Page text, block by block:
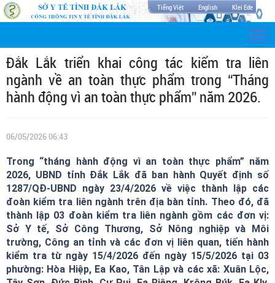
Tiếng Việt English Klei Ede
Đắk Lắk triển khai công tác kiểm tra liên
ngành về an toàn thực phẩm trong “Tháng
hành động vì an toàn thực phẩm” năm 2026.
06/05/2026 06:43
Trong “tháng hành động vì an toàn thực phẩm” năm
2026, UBND tỉnh Đắk Lắk đã ban hành Quyết định số
1287/QĐ-UBND ngày 23/4/2026 về việc thành lập các
đoàn kiểm tra liên ngành trên địa bàn tỉnh. Theo đó, đã
thành lập 03 đoàn kiểm tra liên ngành gồm các đơn vị:
Sở Y tế, Sở Công Thương, Sở Nông nghiệp và Môi
trường, Công an tỉnh và các đơn vị liên quan, tiến hành
kiểm tra từ ngày 15/4/2026 đến ngày 15/5/2026 tại 03
phường: Hòa Hiệp, Ea Kao, Tân Lập và các xã: Xuân Lộc,